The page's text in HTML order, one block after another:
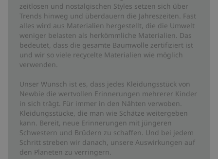
zeitlosen und nostalgischen Styles setzen sich über
Trends hinweg und überdauern die Jahreszeiten. Fast
alles wird aus Materialien hergestellt, die die Umwelt
weniger belasten als herkömmliche Materialien. Das
bedeutet, dass die gesamte Baumwolle zertifiziert ist
und wir so viele recycelte Materialien wie möglich
verwenden.
Unser Wunsch ist es, dass jedes Kleidungsstück von
Newbie die wertvollen Erinnerungen mehrerer Kinder
in sich trägt. Für immer in den Nähten verwoben.
Kleidungsstücke, die man wie Schätze weitergeben
kann. Bereit, neue Erinnerungen mit jüngeren
Schwestern und Brüdern zu schaffen. Und bei jedem
Schritt streben wir danach, unsere Auswirkungen auf
den Planeten zu verringern.